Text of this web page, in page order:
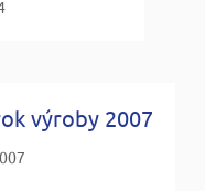
výroby 2007